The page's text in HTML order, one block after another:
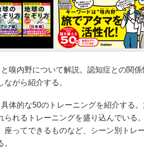
内野について解説。認知症との関係
がら紹介する。
的な50のトレーニングを紹介する。
られるトレーニングを盛り込んでいる
座ってできるものなど、シーン別トレ